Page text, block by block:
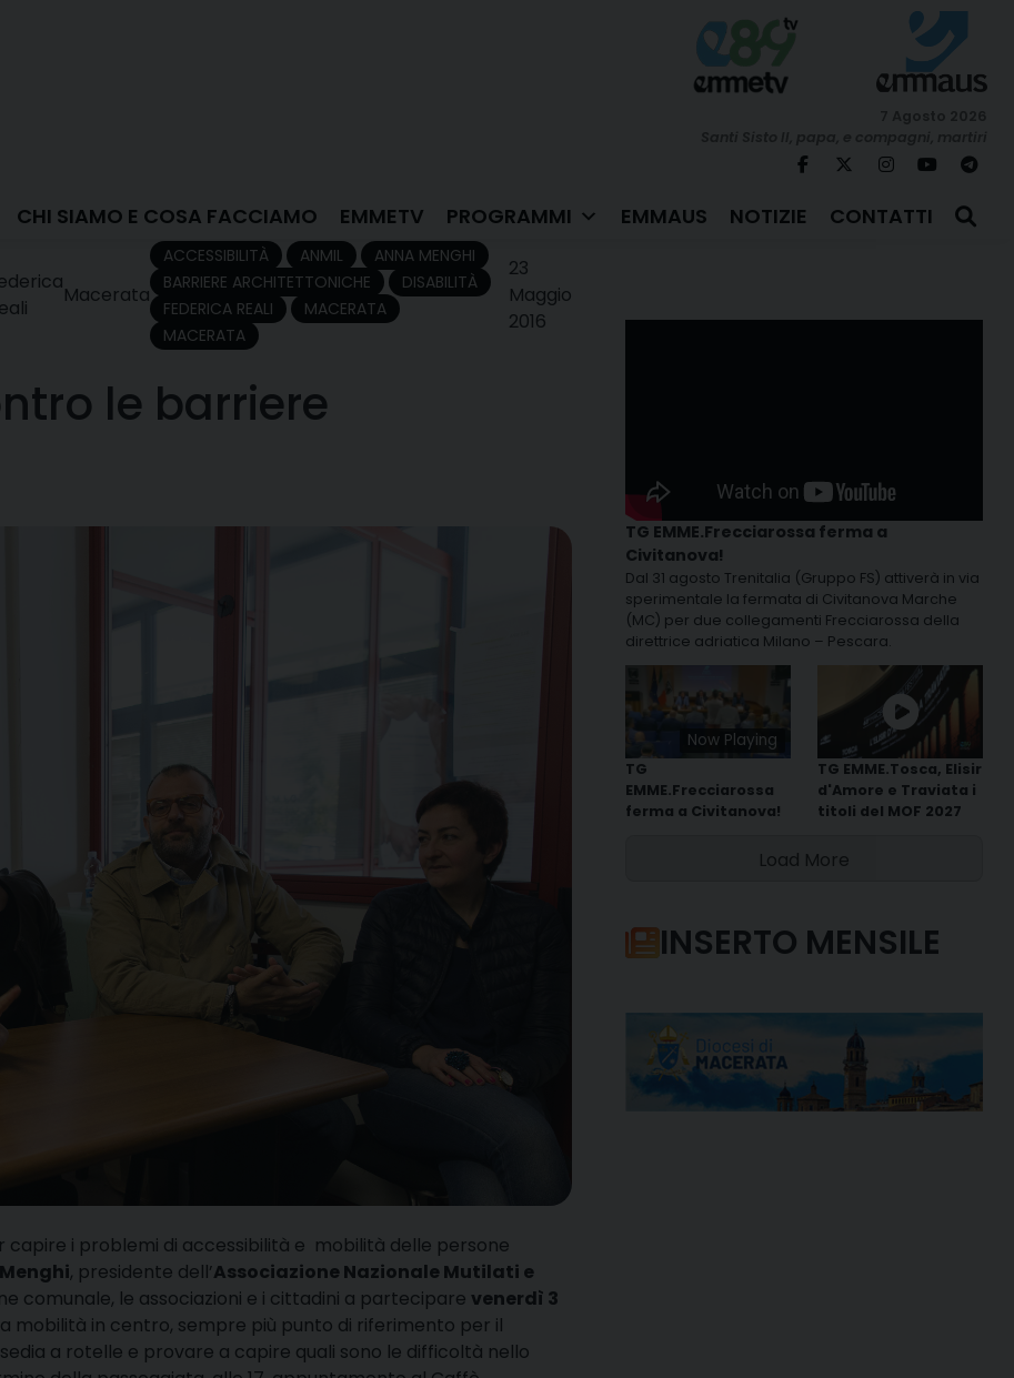
CHI SIAMO E COSA FACCIAMO EMMETV PROGRAMMI EMMAUS NOTIZIE CONTATTI
Macerata
ACCESSIBILITÀ ANMIL
ANNA MENGHI
BARRIERE ARCHITETTONICHE
DISABILITÀ
FEDERICA REALI
MACERATA
MACERATA
23
Maggio
2016
le barriere
i problemi di accessibilità e mobilità delle persone
, presidente dell’Associazione Nazionale Mutilati e
comunale, le associazioni e i cittadini a partecipare venerdì 3
mobilità in centro, sempre più punto di riferimento per il
a rotelle e provare a capire quali sono le difficoltà nello
TG EMME.Frecciarossa ferma a
Civitanova!
Dal 31 agosto Trenitalia (Gruppo FS) attiverà in via
sperimentale la fermata di Civitanova Marche
(MC) per due collegamenti Frecciarossa della
direttrice adriatica Milano – Pescara.
Now Playing
TG
EMME.Frecciarossa
ferma a Civitanova!
TG EMME.Tosca, Elisir
d'Amore e Traviata i
titoli del MOF 2027
Load More
INSERTO MENSILE